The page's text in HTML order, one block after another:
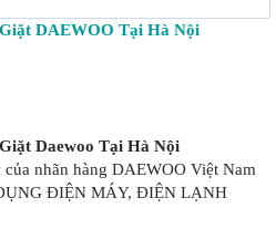
DAEWOO Tại Hà Nội
Daewoo Tại Hà Nội
nhãn hàng DAEWOO Việt Nam
ĐIỆN MÁY, ĐIỆN LẠNH